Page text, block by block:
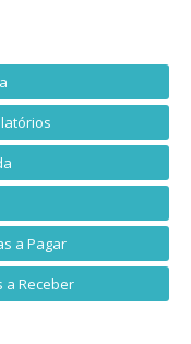
a Pagar
a Receber